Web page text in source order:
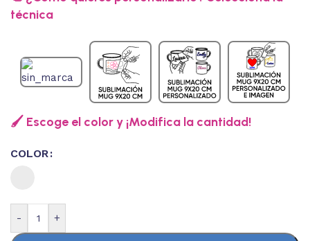
técnica
🖌️ Escoge el color y ¡Modifica la cantidad!
COLOR
- +